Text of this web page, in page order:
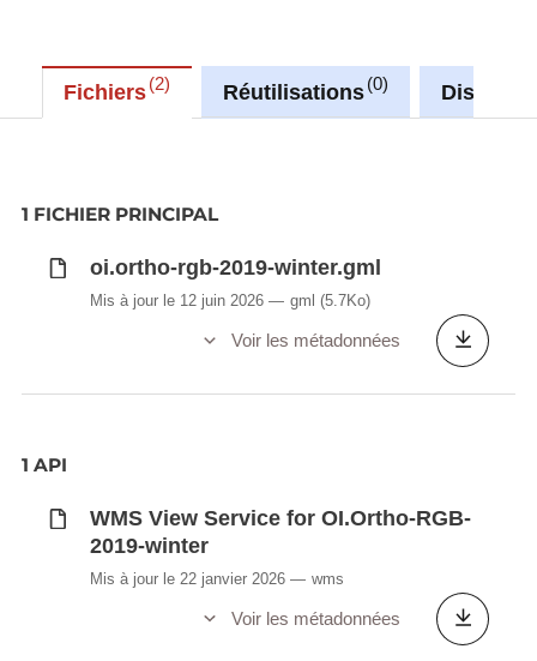
Fichiers 2 Réutilisations 0
1 FICHIER PRINCIPAL
oi.ortho-rgb-2019-winter.gml
Mis à jour le 12 juin 2026 gml (5.7Ko)
Voir les métadonnées
1 API
WMS View Service for OI.Ortho-RGB-
2019-winter
Mis à jour le 22 janvier 2026 wms
Voir les métadonnées